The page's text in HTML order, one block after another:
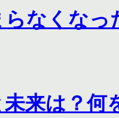
なくなっ
来は？